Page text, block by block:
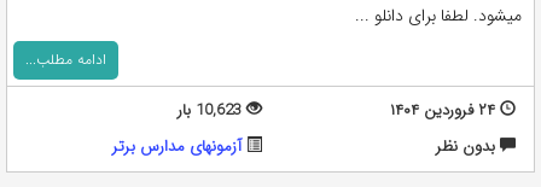
میشود. لطفا برای دانلو ...
ادامه مطلب...
۲۴ فروردین ۱۴۰۴
10,623 بار
بدون نظر
آزمونهای مدارس برتر